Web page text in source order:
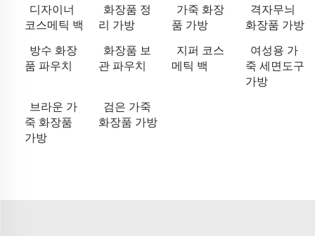
디자이너
코스메틱 백
화장품 정
리 가방
가죽 화장
품 가방
격자무늬
화장품 가방
방수 화장
품 파우치
화장품 보
관 파우치
지퍼 코스
메틱 백
여성용 가
죽 세면도구
가방
브라운 가
죽 화장품
가방
검은 가죽
화장품 가방